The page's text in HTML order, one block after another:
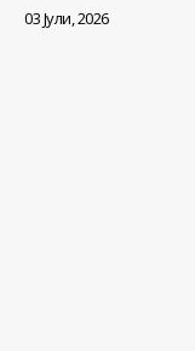
03 Јули, 2026